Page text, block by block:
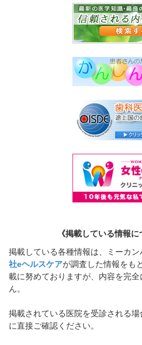
《掲載している情報に
掲載している各種情報は、ミーカ
社eヘルスケアが調査した情報をも
載に努めておりますが、内容を完
ん。
掲載されている医院を受診される
に直接ご確認ください。